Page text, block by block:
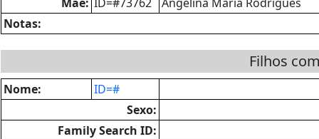
Notas:
Filhos
Nome:
ID=#
Sexo:
Family Search ID: